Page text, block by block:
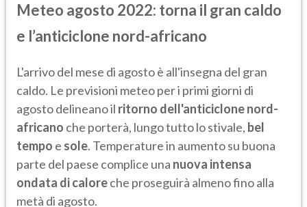
Meteo agosto 2022: torna il gran caldo
e l’anticiclone nord-africano
L'arrivo del mese di agosto è all'insegna del gran
caldo. Le previsioni meteo per i primi giorni di
agosto delineano il ritorno dell'anticiclone nord-
africano che porterà, lungo tutto lo stivale, bel
tempo e sole. Temperature in aumento su buona
parte del paese complice una nuova intensa
ondata di caloreche proseguirà almeno fino alla
metà di agosto.